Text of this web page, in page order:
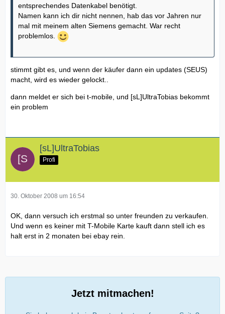
entsprechendes Datenkabel benötigt.
Namen kann ich dir nicht nennen, hab das vor Jahren nur
mal mit meinem alten Siemens gemacht. War recht
problemlos.
stimmt gibt es, und wenn der käufer dann ein updates (SEUS)
macht, wird es wieder gelockt..
dann meldet er sich bei t-mobile, und [sL]UltraTobias bekommt
ein problem
[sL]UltraTobias
Profi
30. Oktober 2008 um 16:54
OK, dann versuch ich erstmal so unter freunden zu verkaufen.
Und wenn es keiner mit T-Mobile Karte kauft dann stell ich es
halt erst in 2 monaten bei ebay rein.
Jetzt mitmachen!